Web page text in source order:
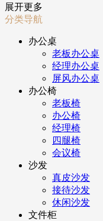
展开更多
分类导航
办公桌
老板办公桌
经理办公桌
屏风办公桌
办公椅
老板椅
办公椅
经理椅
四腿椅
会议椅
沙发
真皮沙发
接待沙发
休闲沙发
文件柜